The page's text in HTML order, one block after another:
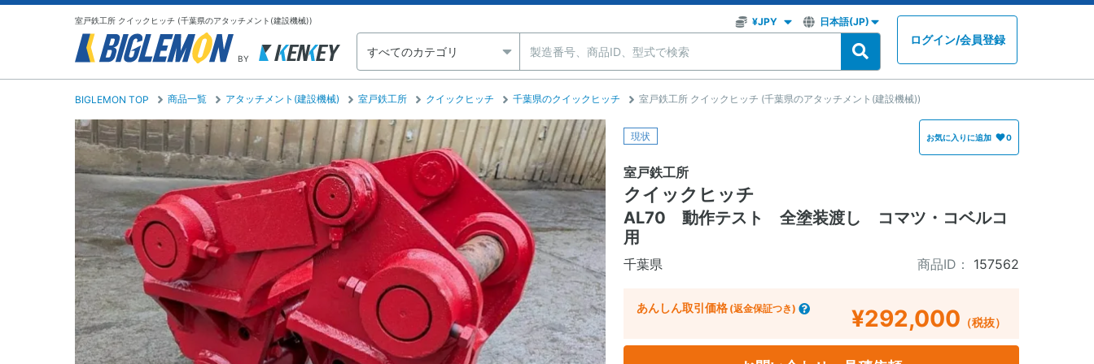
室戸鉄工所 クイックヒッチ (千葉県のアタッチメント(建設機械))
BY
ログイン/会員登録
BIGLEMON TOP 商品一覧 アタッチメント(建設機械) 室戸鉄工所 クイックヒッチ 千葉県のクイックヒッチ 室戸鉄工所 クイックヒッチ (千葉県のアタッチメント(建設機械))
現状 お気に入りに追加 0
室戸鉄工所
クイックヒッチ
AL70 動作テスト 全塗装渡し コマツ・コベルコ
用
千葉県 商品ID： 157562
あんしん取引価格 (返金保証つき) ¥292,000 （税抜）